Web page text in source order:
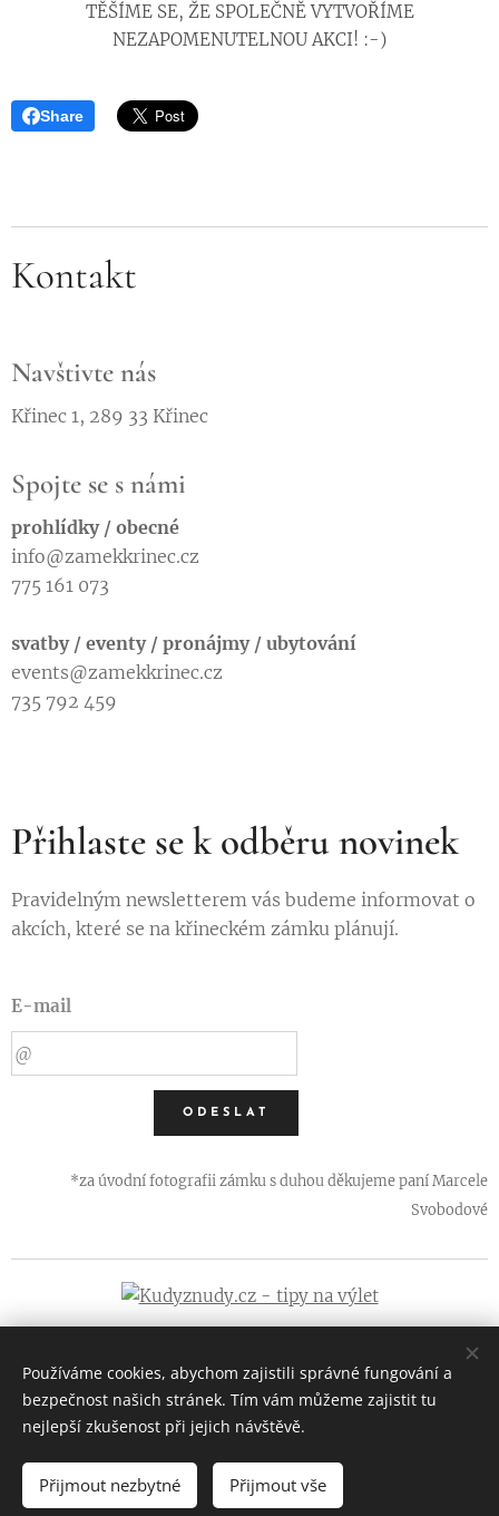
TĚŠÍME SE, ŽE SPOLEČNĚ VYTVOŘÍME
NEZAPOMENUTELNOU AKCI! :-)
Share
Kontakt
Navštivte nás
Křinec 1, 289 33 Křinec
Spojte se s námi
prohlídky / obecné
info@zamekkrinec.cz
775 161 073
svatby / eventy / pronájmy / ubytování
events@zamekkrinec.cz
735 792 459
Přihlaste se k odběru novinek
Pravidelným newsletterem vás budeme informovat o
akcích, které se na křineckém zámku plánují.
E-mail
ODESLAT
*za úvodní fotografii zámku s duhou děkujeme paní Marcele
Svobodové
Zámek Křinec - Váš rodinný zámek
Všechna práva vyhrazena @2022
Používáme cookies, abychom zajistili správné fungování a
bezpečnost našich stránek. Tím vám můžeme zajistit tu
nejlepší zkušenost při jejich návštěvě.
Přijmout nezbytné Přijmout vše